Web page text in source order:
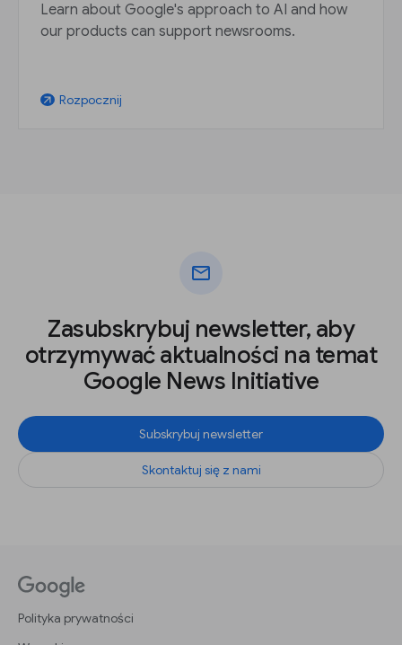
Learn about Google's approach to AI and how
our products can support newsrooms.
arrow_outward Rozpocznij
mail
Zasubskrybuj newsletter, aby
otrzymywać aktualności na temat
Google News Initiative
Subskrybuj newsletter
Skontaktuj się z nami
Polityka prywatności